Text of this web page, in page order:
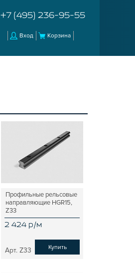
+7 (495) 236-95-55
Вход Корзина
Профильные рельсовые
направляющие HGR15,
Z33
2 424 р/м
Z33 Купить